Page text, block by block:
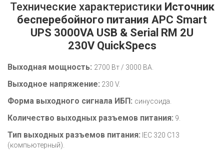
Технические характеристики Источник
бесперебойного питания APC Smart
UPS 3000VA USB & Serial RM 2U
230VQuickSpecs
Выходная мощность: 2700 Вт / 3000 ВА.
Выходное напряжение: 230 V.
Форма выходного сигнала ИБП: синусоида.
Количество выходных разъемов питания: 9.
Тип выходных разъемов питания: IEC 320 C13
(компьютерный).